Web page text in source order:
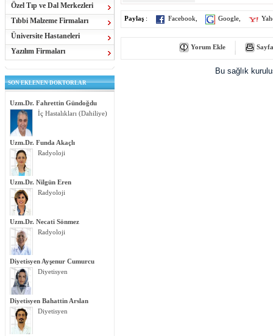
Özel Tıp ve Dal Merkezleri
Tıbbi Malzeme Firmaları
Üniversite Hastaneleri
Yazılım Firmaları
SON EKLENEN DOKTORLAR
Uzm.Dr. Fahrettin Gündoğdu
İç Hastalıkları (Dahiliye)
Uzm.Dr. Funda Akaçlı
Radyoloji
Uzm.Dr. Nilgün Eren
Radyoloji
Uzm.Dr. Necati Sönmez
Radyoloji
Diyetisyen Ayşenur Cumurcu
Diyetisyen
Diyetisyen Bahattin Arslan
Diyetisyen
Paylaş : Facebook Google
Yorum Ekle
Bu sağlık